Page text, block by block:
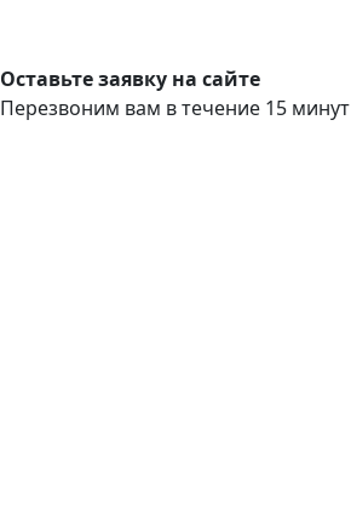
Оставьте заявку на сайте
Перезвоним вам в течение 15 минут